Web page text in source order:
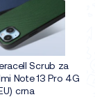
Scrub za
Note 13 Pro 4G
crna